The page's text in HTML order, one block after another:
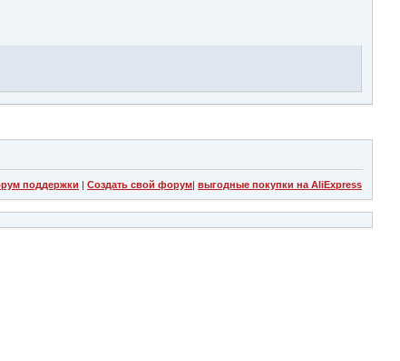
поддержки | Создать свой форум| выгодные покупки на AliExpress